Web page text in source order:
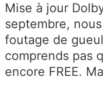
Mise à jour
septembre,
foutage de
comprends pas
encore FREE.